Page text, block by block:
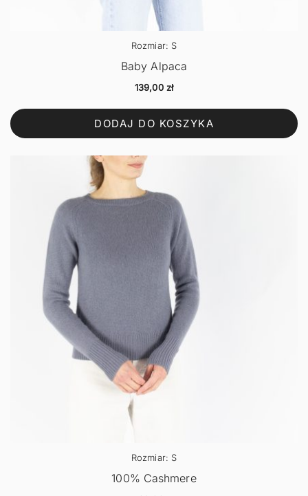
Rozmiar: S
Baby Alpaca
139,00 zł
DODAJ DO KOSZYKA
Rozmiar: S
100% Cashmere